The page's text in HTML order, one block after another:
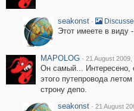
seakonst ·
Этот имеете в виду -
MAPOLOG · 21 August 2009,
Он самый... Интересено,
этого путепровода
строну депо.
seakonst · 21 August